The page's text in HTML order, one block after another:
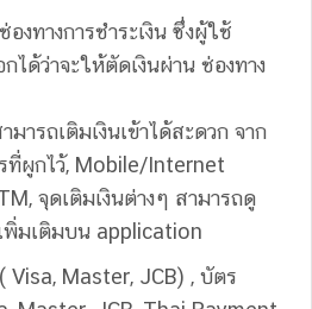
งทางการชำระเงิน ซึ่งผู้ใช้
ได้ว่าจะให้ตัดเงินผ่าน ช่องทาง
มารถเติมเงินเข้าได้สะดวก จาก
ที่ผูกไว้, Mobile/Internet
จุดเติมเงินต่างๆ สามารถดู
พิ่มเติมบน application
Visa, Master, JCB) , บัตร